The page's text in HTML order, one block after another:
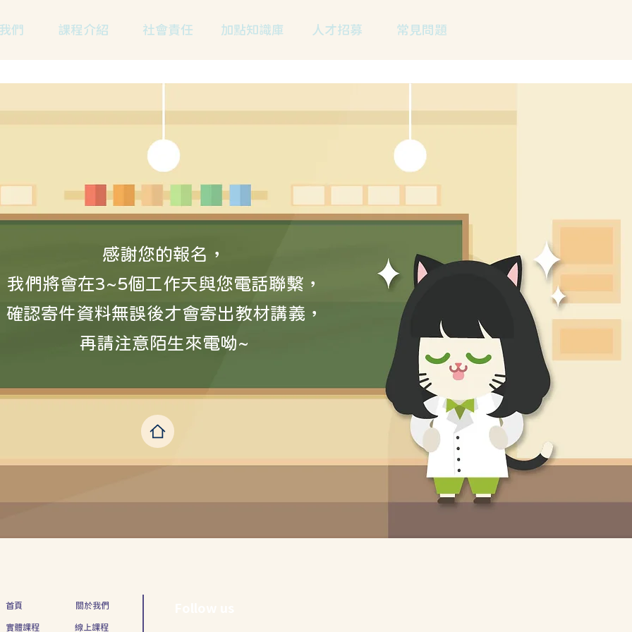
們 課程介紹 社會責任 加點知識庫 人才招募 常見問題
感謝您的報名，
我們將會在3~5個工作天與您電話聯繫，
確認寄件資料無誤後才會寄出教材講義，
再請注意陌生來電呦~
​首頁
實體課程
關於我們
線上課程